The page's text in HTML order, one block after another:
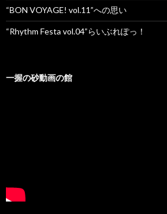
“BON VOYAGE! vol.11”への思い
“Rhythm Festa vol.04”らいぶれぽっ！
一握の砂動画の館